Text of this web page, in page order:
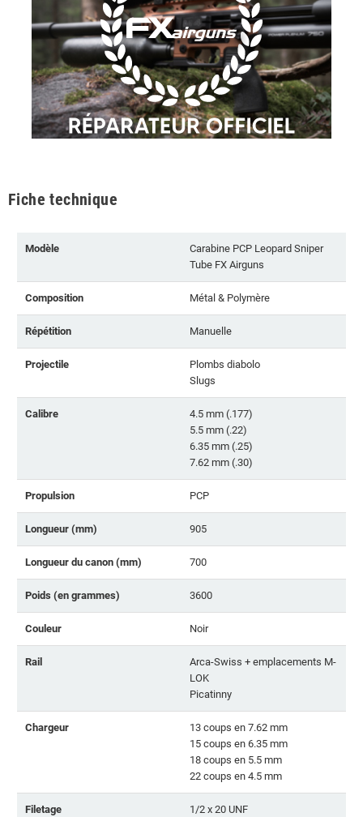
Fiche technique
Modèle
Carabine PCP Leopard Sniper
Tube FX Airguns
Composition Métal & Polymère
Répétition Manuelle
Projectile
Plombs diabolo
Slugs
Calibre
4.5 mm (.177)
5.5 mm (.22)
6.35 mm (.25)
7.62 mm (.30)
Propulsion PCP
Longueur (mm) 905
Longueur du canon (mm) 700
Poids (en grammes) 3600
Couleur Noir
Rail
Arca-Swiss + emplacements M-
LOK
Picatinny
Chargeur
13 coups en 7.62 mm
15 coups en 6.35 mm
18 coups en 5.5 mm
22 coups en 4.5 mm
Filetage 1/2 x 20 UNF